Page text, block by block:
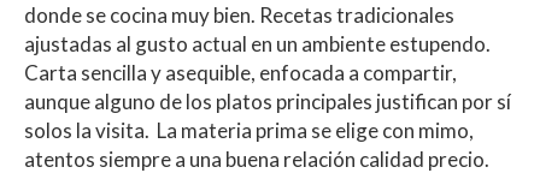
donde se cocina muy bien. Recetas tradicionales
ajustadas al gusto actual en un ambiente estupendo.
Carta sencilla y asequible, enfocada a compartir,
aunque alguno de los platos principales justifican por sí
solos la visita. La materia prima se elige con mimo,
atentos siempre a una buena relación calidad precio.